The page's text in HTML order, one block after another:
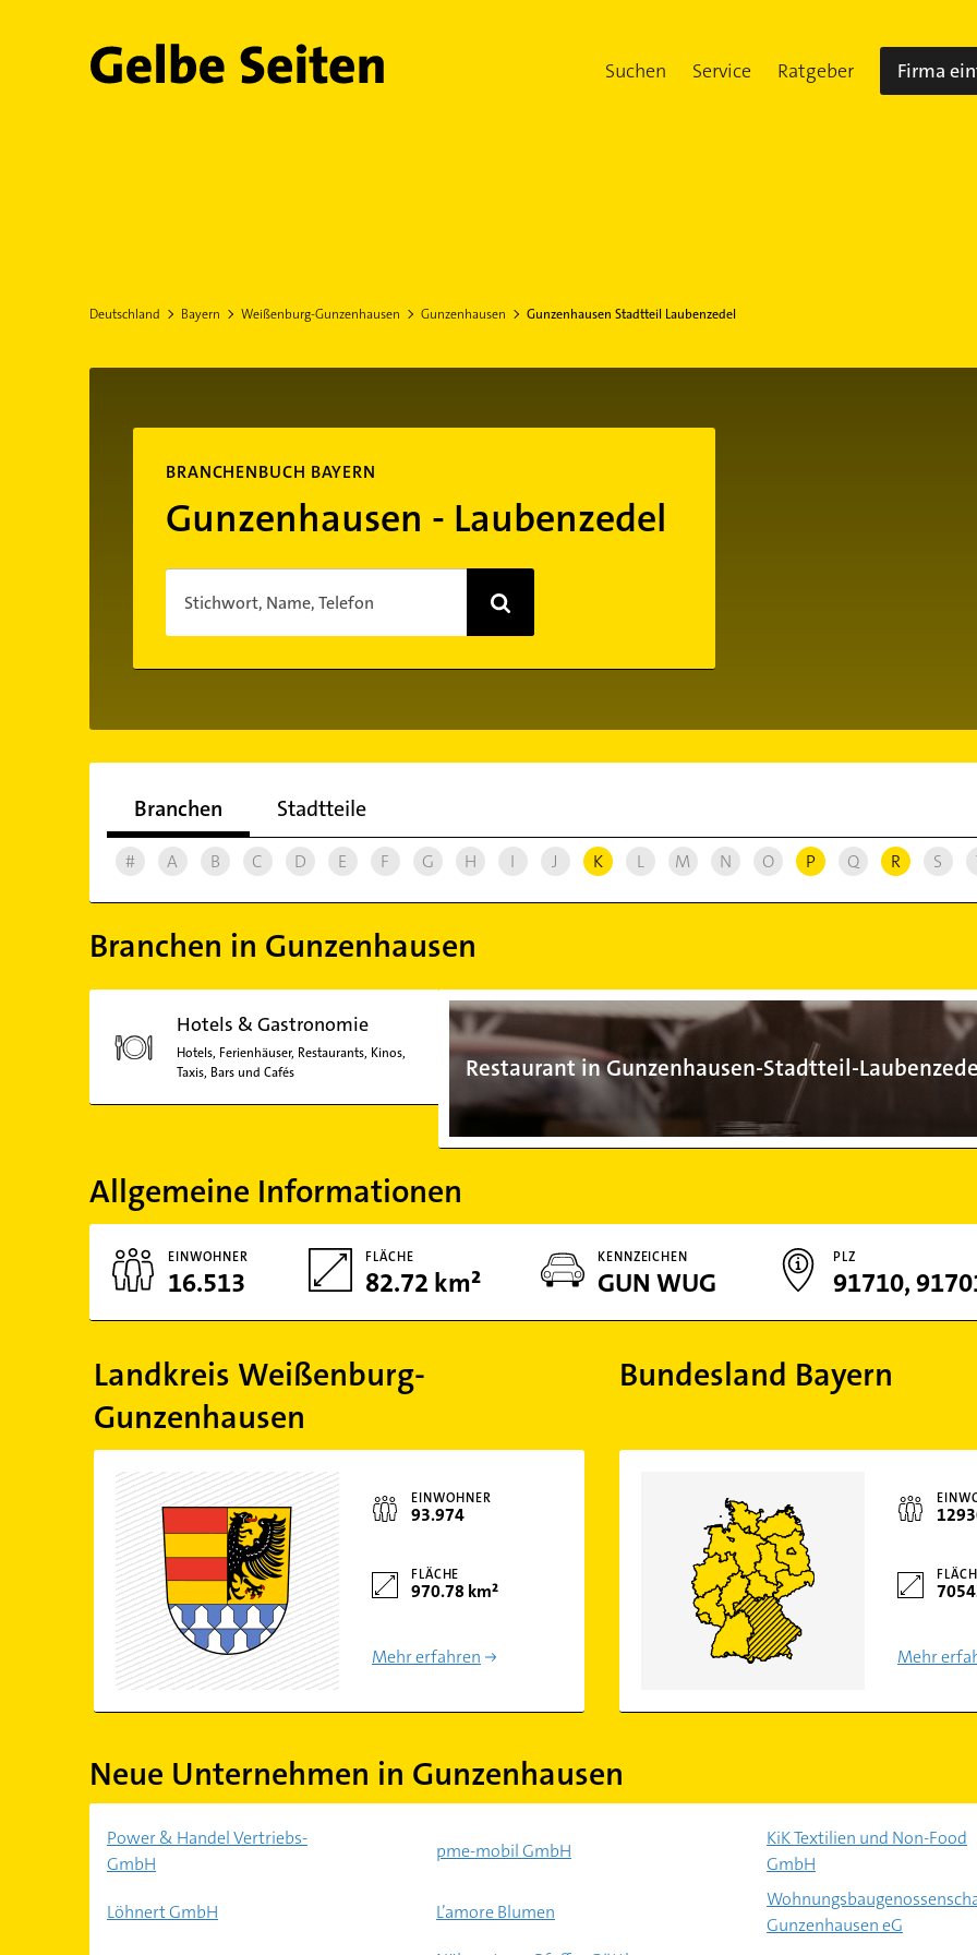
Gelbe Seiten Suchen Service Ratgeber Firma
Deutschland Bayern Weißenburg-Gunzenhausen Gunzenhausen Gunzenhausen Stadtteil Laubenzedel
BRANCHENBUCH BAYERN
Gunzenhausen - Laubenzedel
Stichwort, Name, Telefon
Branchen Stadtteile
# A B C D E F G H I J K L M N O P Q R S
Branchen in Gunzenhausen
Hotels & Gastronomie
Hotels, Ferienhäuser, Restaurants, Kinos,
Taxis, Bars und Cafés
Restaurant in Gunzenhausen-Stadtteil-
Restaurant
Allgemeine Informationen
EINWOHNER
16.513
FLÄCHE
82.72 km²
KENNZEICHEN
GUN WUG
PLZ
91710,
Landkreis Weißenburg-
Gunzenhausen
Bundesland Bayern
EINWOHNER
93.974
FLÄCHE
970.78 km²
Mehr erfahren Mehr
Neue Unternehmen in Gunzenhausen
Power & Handel Vertriebs-
GmbH
pme-mobil GmbH
KiK Textilien und Non-Food
GmbH
Löhnert GmbH L’amore Blumen
Gunzenhausen eG